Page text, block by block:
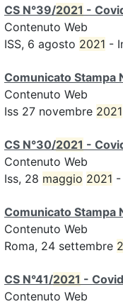
CS N°39/2021 -
Contenuto Web
ISS, 6 agosto 2021 -
Comunicato Stampa
Contenuto Web
Iss 27 novembre 2021
CS N°30/2021 -
Contenuto Web
Iss, 28 maggio 2021 -
Comunicato Stampa
Contenuto Web
Roma, 24 settembre
CS N°41/2021 -
Contenuto Web